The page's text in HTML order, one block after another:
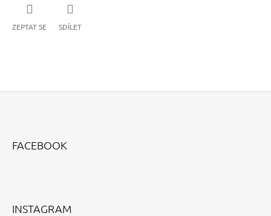
ZEPTAT SE SDÍLET
FACEBOOK
INSTAGRAM